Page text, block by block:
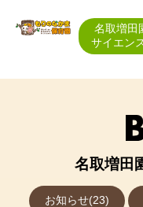
名取増田
サイエン
名取増田
お知らせ(23)